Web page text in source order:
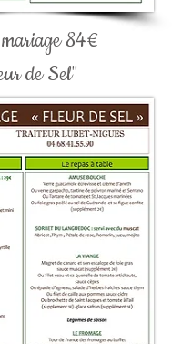
84€
de Sel"